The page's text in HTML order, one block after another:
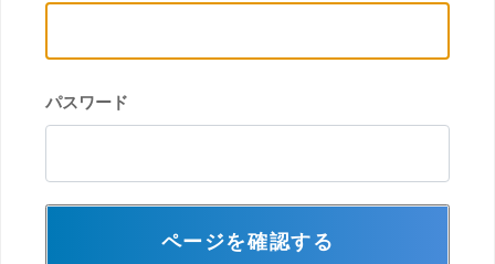
パスワード
ページを確認する